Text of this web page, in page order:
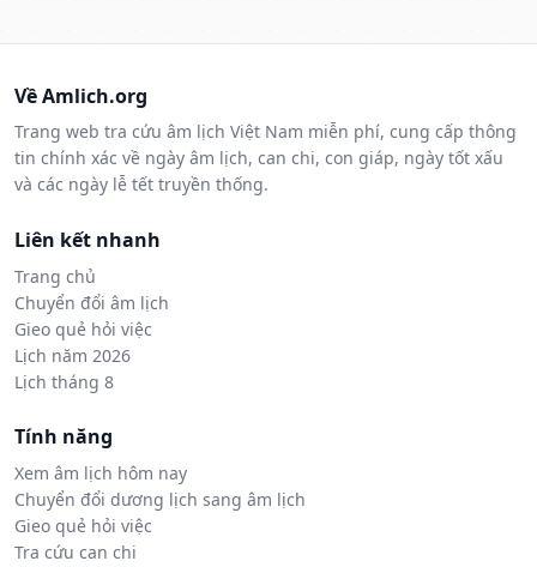
Về Amlich.org
Trang web tra cứu âm lịch Việt Nam miễn phí, cung cấp thông
tin chính xác về ngày âm lịch, can chi, con giáp, ngày tốt xấu
và các ngày lễ tết truyền thống.
Liên kết nhanh
Trang chủ
Chuyển đổi âm lịch
Gieo quẻ hỏi việc
Lịch năm 2026
Lịch tháng 8
Tính năng
Xem âm lịch hôm nay
Chuyển đổi dương lịch sang âm lịch
Gieo quẻ hỏi việc
Tra cứu can chi